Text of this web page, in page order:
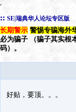
:: SE|瑞典华人论坛专区版
长期警示 警惕专骗海外
必为骗子 （骗子其实根
码）。
好贴，要顶。。。